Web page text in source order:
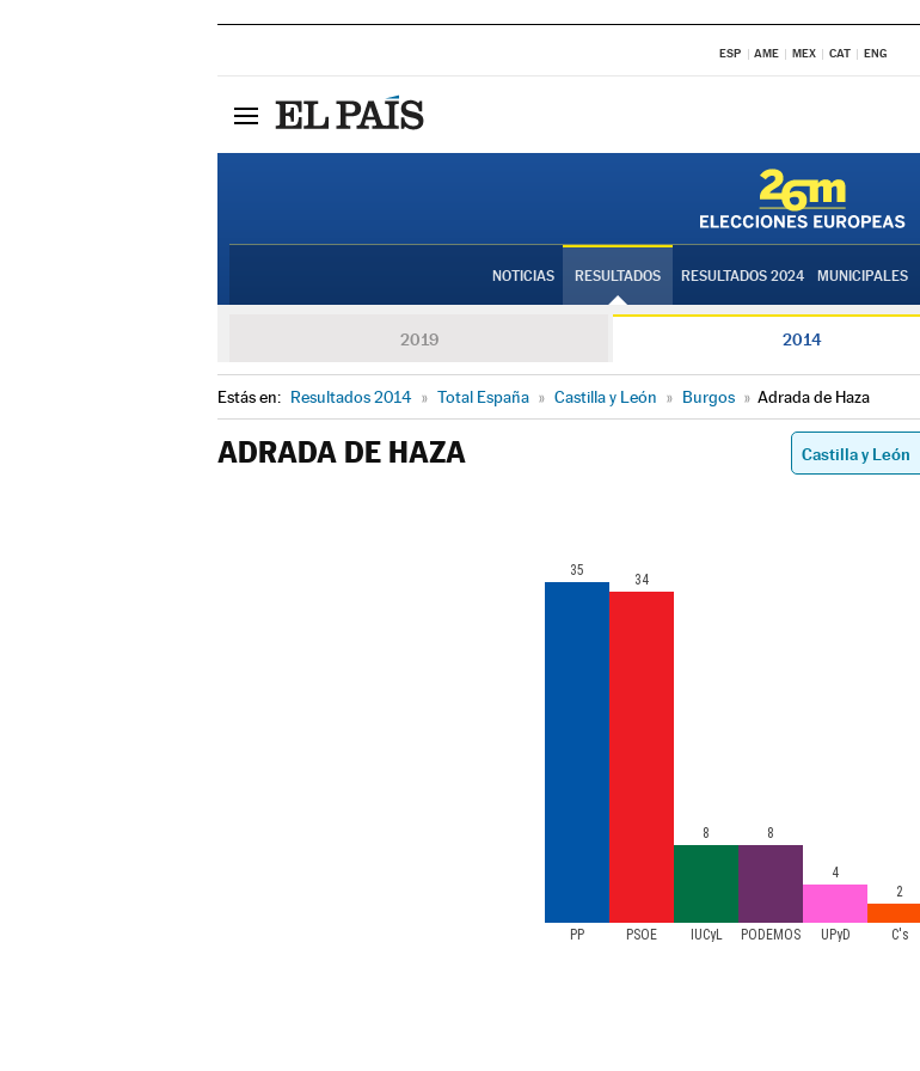
ESP AME MEX CAT ENG
NOTICIAS RESULTADOS RESULTADOS 2024 MUNICIPALES
2019 2014
Estás en: Resultados 2014 » Total España » Castilla y León » Burgos » Adrada de Haza
ADRADA DE HAZA
PP PSOE IUCyL PODEMOS UPyD C's
35
34
8 8
4
2